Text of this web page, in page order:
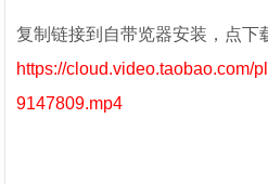
复制链接到自带览器安装，点下
https://cloud.video.taobao.com/
9147809.mp4